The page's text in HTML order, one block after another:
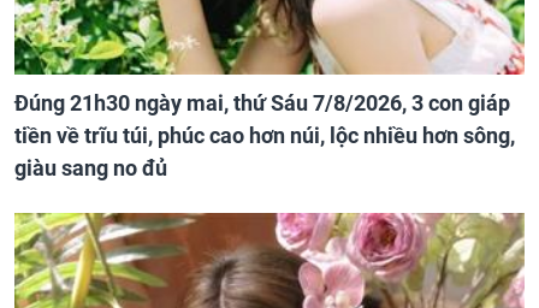
Đúng 21h30 ngày mai, thứ Sáu 7/8/2026, 3 con giáp
tiền về trĩu túi, phúc cao hơn núi, lộc nhiều hơn sông,
giàu sang no đủ